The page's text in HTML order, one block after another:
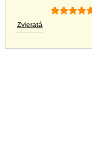
Zvieratá